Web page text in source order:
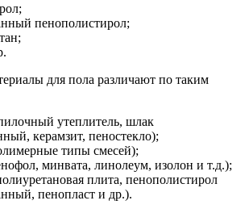
пенополистирол;
для пола различают по таким
утеплитель, шлак
керамзит, пеностекло);
типы смесей);
минвата, линолеум, изолон и т.д.);
плита, пенополистирол
пенопласт и др.).